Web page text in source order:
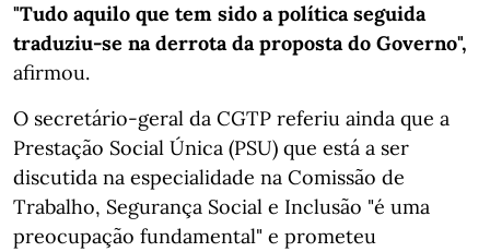
"Tudo aquilo que tem sido a política seguida
traduziu-se na derrota da proposta do Governo",
afirmou.
O secretário-geral da CGTP referiu ainda que a
Prestação Social Única (PSU) que está a ser
discutida na especialidade na Comissão de
Trabalho, Segurança Social e Inclusão "é uma
preocupação fundamental" e prometeu